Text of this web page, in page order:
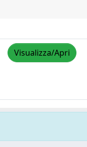
Visualizza/Apri